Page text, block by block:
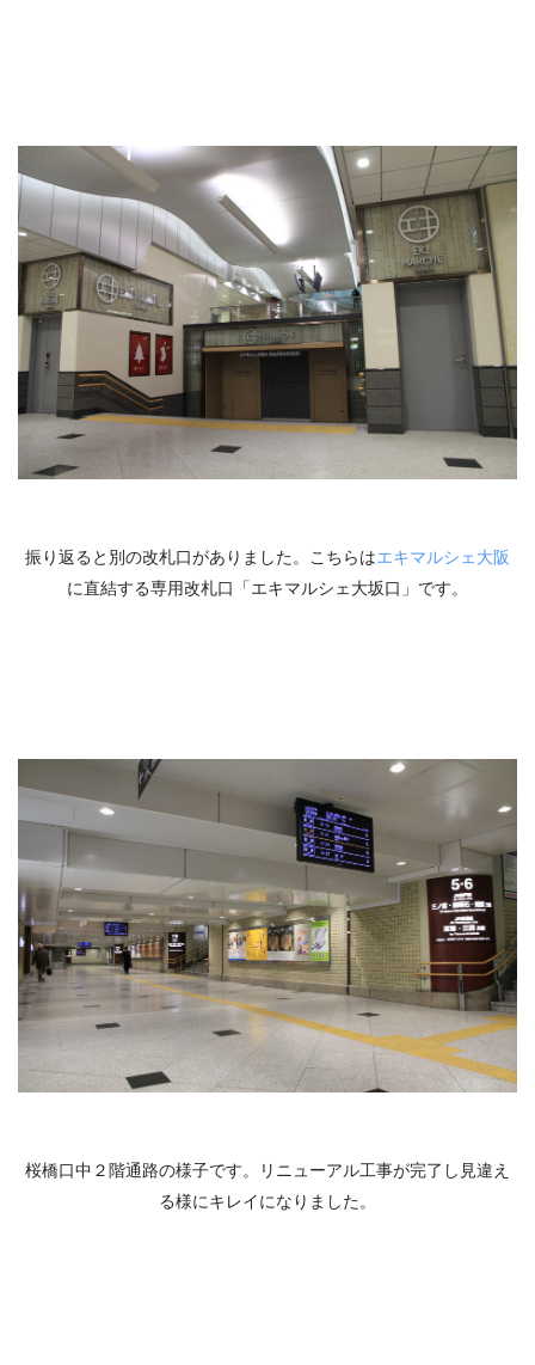
振り返ると別の改札口がありました。こちらはエキマルシェ大阪
に直結する専用改札口「エキマルシェ大坂口」です。
桜橋口中２階通路の様子です。リニューアル工事が完了し見違え
る様にキレイになりました。